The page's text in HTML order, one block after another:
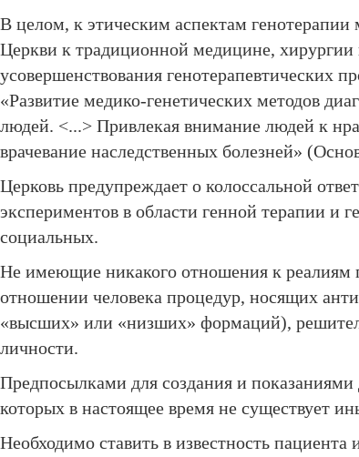
В целом, к этическим аспектам
Церкви к традиционной медицине,
усовершенствования генотерапевтических
«Развитие медико-генетических методов
людей. <...> Привлекая внимание людей к
врачевание наследственных болезней»
Церковь предупреждает о колоссальной
экспериментов в области генной терапии и
социальных.
Не имеющие никакого отношения к реалиям
отношении человека процедур, носящих
«высших» или «низших» формаций),
личности.
Предпосылками для создания и показаниями
которых в настоящее время не существует
Необходимо ставить в известность